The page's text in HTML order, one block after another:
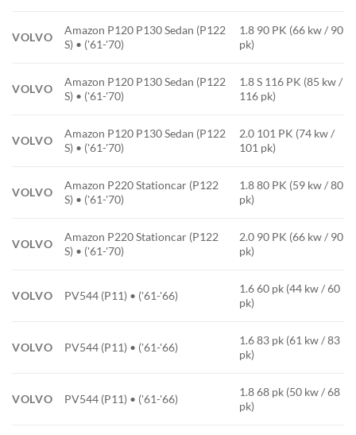
VOLVO
Amazon P120 P130 Sedan (P122
S) • ('61-'70)
1.8 90 PK (66 kw / 90
pk)
VOLVO
Amazon P120 P130 Sedan (P122
S) • ('61-'70)
1.8 S 116 PK (85 kw /
116 pk)
VOLVO
Amazon P120 P130 Sedan (P122
S) • ('61-'70)
2.0 101 PK (74 kw /
101 pk)
VOLVO
Amazon P220 Stationcar (P122
S) • ('61-'70)
1.8 80 PK (59 kw / 80
pk)
VOLVO
Amazon P220 Stationcar (P122
S) • ('61-'70)
2.0 90 PK (66 kw / 90
pk)
VOLVO PV544 (P11) • ('61-'66)
1.6 60 pk (44 kw / 60
pk)
VOLVO PV544 (P11) • ('61-'66)
1.6 83 pk (61 kw / 83
pk)
VOLVO PV544 (P11) • ('61-'66)
1.8 68 pk (50 kw / 68
pk)